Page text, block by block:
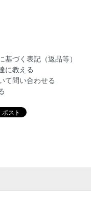
基づく表記（返品等）
に教える
て問い合わせる